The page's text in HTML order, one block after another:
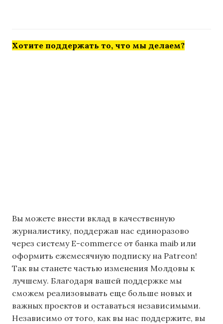
Хотите поддержать то, что мы делаем?
Вы можете внести вклад в качественную
журналистику, поддержав нас единоразово
через систему E-commerce от банка maib или
оформить ежемесячную подписку на Patreon!
Так вы станете частью изменения Молдовы к
лучшему. Благодаря вашей поддержке мы
сможем реализовывать еще больше новых и
важных проектов и оставаться независимыми.
Независимо от того, как вы нас поддержите, вы